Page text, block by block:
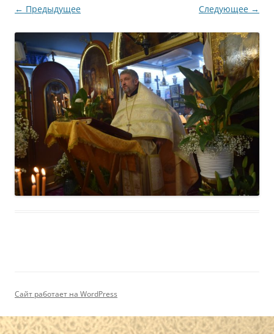
← Предыдущее Следующее →
Сайт работает на WordPress